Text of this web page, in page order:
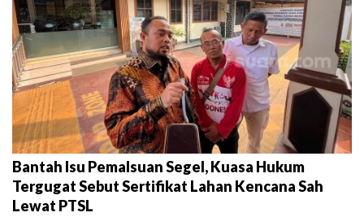
Bantah Isu Pemalsuan Segel, Kuasa Hukum
Tergugat Sebut Sertifikat Lahan Kencana Sah
Lewat PTSL